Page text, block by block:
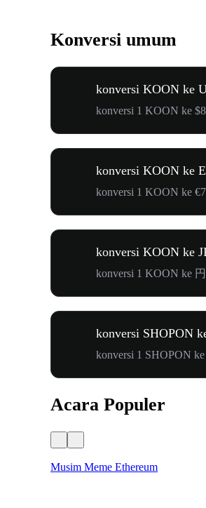
Konversi umum
konversi KOON ke
konversi 1 KOON ke
konversi KOON ke
konversi 1 KOON ke
konversi KOON ke
konversi 1 KOON ke
konversi SHOPON
konversi 1 SHOPON
Acara Populer
Musim Meme Ethereum